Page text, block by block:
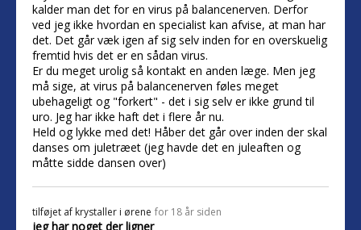
kalder man det for en virus på balancenerven. Derfor
ved jeg ikke hvordan en specialist kan afvise, at man har
det. Det går væk igen af sig selv inden for en overskuelig
fremtid hvis det er en sådan virus.
Er du meget urolig så kontakt en anden læge. Men jeg
må sige, at virus på balancenerven føles meget
ubehageligt og "forkert" - det i sig selv er ikke grund til
uro. Jeg har ikke haft det i flere år nu.
Held og lykke med det! Håber det går over inden der skal
danses om juletræet (jeg havde det en juleaften og
måtte sidde dansen over)
tilføjet af krystaller i ørene for 18 år siden
jeg har noget der ligner